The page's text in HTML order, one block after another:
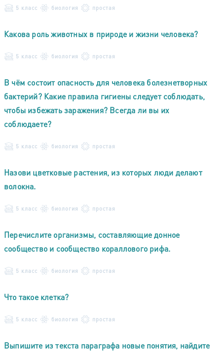
5 класс биология простая
Какова роль животных в природе и жизни человека?
5 класс биология простая
В чём состоит опасность для человека болезнетворных
бактерий? Какие правила гигиены следует соблюдать,
чтобы избежать заражения? Всегда ли вы их
соблюдаете?
5 класс биология простая
Назови цветковые растения, из которых люди делают
волокна.
5 класс биология простая
Перечислите организмы, составляющие донное
сообщество и сообщество кораллового рифа.
5 класс биология простая
Что такое клетка?
5 класс биология простая
Выпишите из текста параграфа новые понятия, найдите